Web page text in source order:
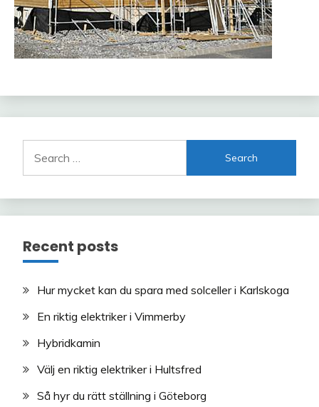
for:
Recent posts
Hur mycket kan du spara med solceller i Karlskoga
En riktig elektriker i Vimmerby
Hybridkamin
Välj en riktig elektriker i Hultsfred
Så hyr du rätt ställning i Göteborg